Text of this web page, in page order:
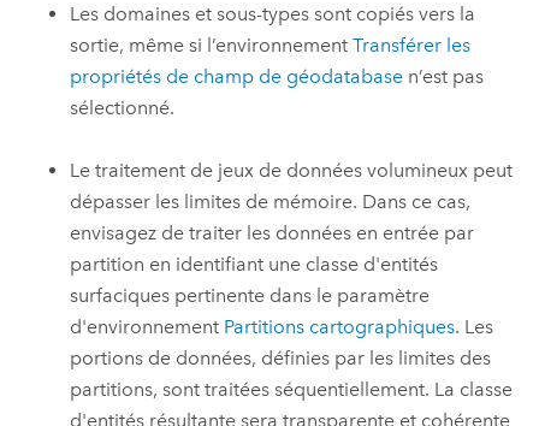
Les domaines et sous-types sont copiés vers la
sortie, même si l’environnementTransférer les
propriétés de champ de géodatabase n’est pas
sélectionné.
Le traitement de jeux de données volumineux peut
dépasser les limites de mémoire. Dans ce cas,
envisagez de traiter les données en entrée par
partition en identifiant une classe d'entités
surfaciques pertinente dans le paramètre
d'environnement Partitions cartographiques. Les
portions de données, définies par les limites des
partitions, sont traitées séquentiellement. La classe
d'entités résultante sera transparente et cohérente